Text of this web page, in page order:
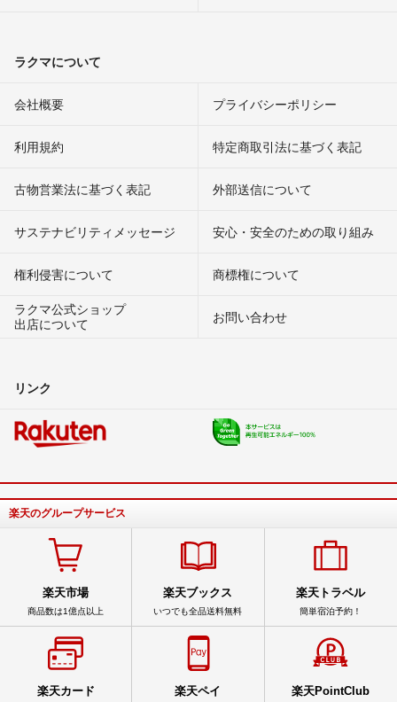
ラクマについて
会社概要 プライバシーポリシー
利用規約 特定商取引法に基づく表記
古物営業法に基づく表記 外部送信について
サステナビリティメッセージ 安心・安全のための取り組み
権利侵害について
商標権について
ラクマ公式ショップ
出店について
お問い合わせ
リンク
楽天のグループサービス
楽天市場
商品数は1億点以上
楽天ブックス
いつでも全品送料無料
楽天トラベル
簡単宿泊予約！
楽天カード 楽天ペイ 楽天PointClub